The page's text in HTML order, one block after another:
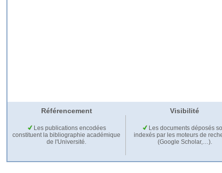
Référencement Visibilité
Les publications encodées
constituent la bibliographie académique
de l'Université.
Les documents déposés
indexés par les moteurs de
(Google Scholar,…).